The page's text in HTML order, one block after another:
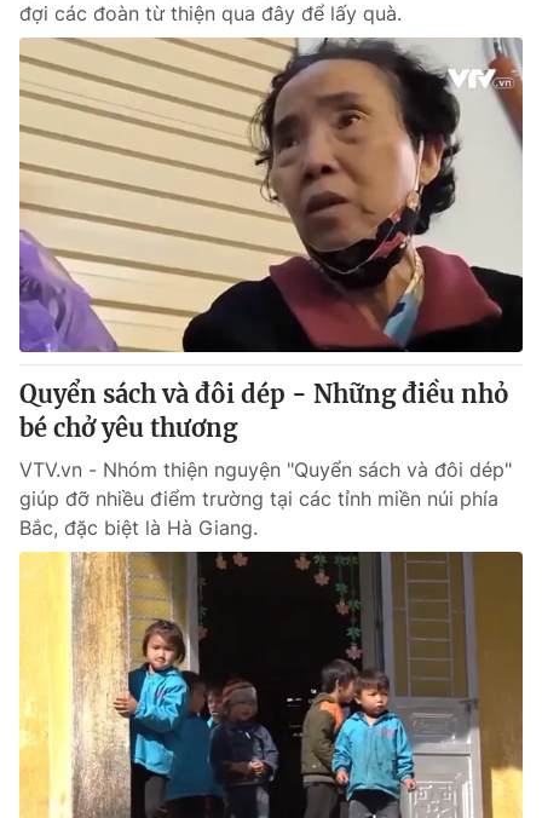
đợi các đoàn từ thiện qua đây để lấy quà.
Quyển sách và đôi dép - Những điều nhỏ
bé chở yêu thương
VTV.vn - Nhóm thiện nguyện "Quyển sách và đôi dép"
giúp đỡ nhiều điểm trường tại các tỉnh miền núi phía
Bắc, đặc biệt là Hà Giang.